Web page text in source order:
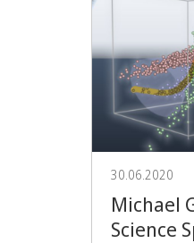
30.06.2020
Michael
Science